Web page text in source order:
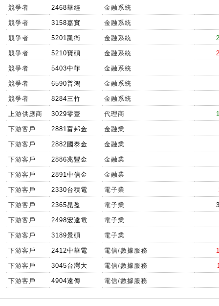
競爭者 2468華經 金融系統
競爭者 3158嘉實 金融系統
競爭者 5201凱衛 金融系統
競爭者 5210寶碩 金融系統
競爭者 5403中菲 金融系統
競爭者 6590普鴻 金融系統
競爭者 8284三竹 金融系統
上游供應商 3029零壹 代理商
下游客戶 2881富邦金 金融業
下游客戶 2882國泰金 金融業
下游客戶 2886兆豐金 金融業
下游客戶 2891中信金 金融業
下游客戶 2330台積電 電子業
下游客戶 2365昆盈 電子業
下游客戶 2498宏達電 電子業
下游客戶 3189景碩 電子業
下游客戶 2412中華電 電信/數據服務
下游客戶 3045台灣大 電信/數據服務
下游客戶 4904遠傳 電信/數據服務